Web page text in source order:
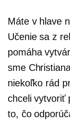
Máte v hlave
Učenie sa z
pomáha
sme
niekoľko rád
chceli vytvoriť
to, čo